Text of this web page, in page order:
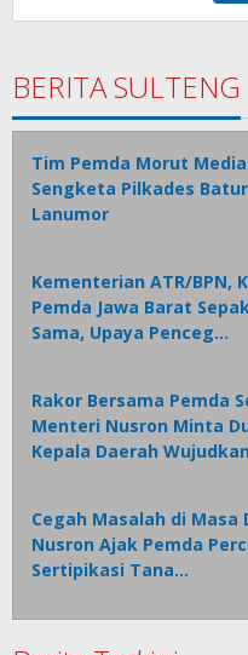
BERITA SULTENG
Tim Pemda Morut
Sengketa Pilkades
Lanumor
Kementerian ATR/BPN,
Pemda Jawa Barat
Sama, Upaya Penceg…
Rakor Bersama Pemda
Menteri Nusron Minta
Kepala Daerah
Cegah Masalah di Masa
Nusron Ajak Pemda
Sertipikasi Tana…